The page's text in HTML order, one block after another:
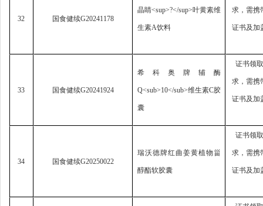
32 国食健续G20241178
晶睛<sup>?</sup>叶黄素维
生素A饮料
求， 需携
证书及加
33 国食健续G20241924
希科奥牌辅酶
Q<sub>10</sub>维生素C胶
囊
证书领
求， 需携
证书及加
34 国食健续G20250022
瑞沃德牌红曲姜黄植物甾
醇酯软胶囊
证书领
求， 需携
证书及加